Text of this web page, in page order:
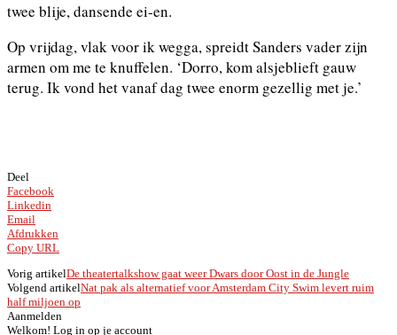
twee blije, dansende ei-en.
Op vrijdag, vlak voor ik wegga, spreidt Sanders vader zijn
armen om me te knuffelen. ‘Dorro, kom alsjeblieft gauw
terug. Ik vond het vanaf dag twee enorm gezellig met je.’
Deel
Facebook
Linkedin
Email
Afdrukken
Copy URL
Vorig artikelDe theatertalkshow gaat weer Dwars door Oost in de Jungle
Volgend artikelNat pak als alternatief voor Amsterdam City Swim levert ruim
half miljoen op
Aanmelden
Welkom! Log in op je account